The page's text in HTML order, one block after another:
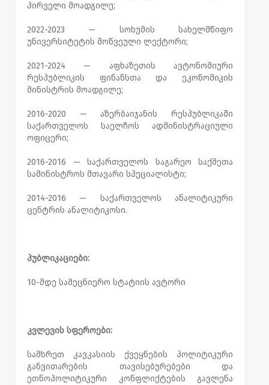
პირველი მოადგილე;
2022-2023 — სოხუმის სახელმწიფო
უნივერსიტეტის მოწვეული ლექტორი;
2021-2024 — აფხაზეთის ავტონომიური
რესპუბლიკის ფინანსთა და ეკონომიკის
მინისტრის მოადგილე;
2016-2020 — აზერბაიჯანის რესპუბლიკაში
საქართველოს საელჩოს ადმინისტრაციული
ოფიცერი;
2016-2016 — საქართველოს საგარეო საქმეთა
სამინისტროს მთავარი სპეციალისტი;
2014-2016 — საქართველოს ანალიტიკური
ცენტრის ანალიტიკოსი.
პუბლიკაციები:
10-მდე სამეცნიერო სტატიის ავტორი
კვლევის სფეროები:
სამხრეთ კავკასიის ქვეყნების პოლიტიკური
განვითარების თავისებურებები და
ეთნოპოლიტიკური კონფლიქტების გავლენა